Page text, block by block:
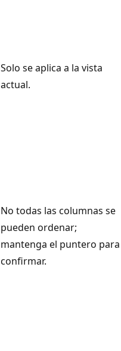
Solo se aplica a la vista
actual.
No todas las columnas se
pueden ordenar;
mantenga el puntero para
confirmar.